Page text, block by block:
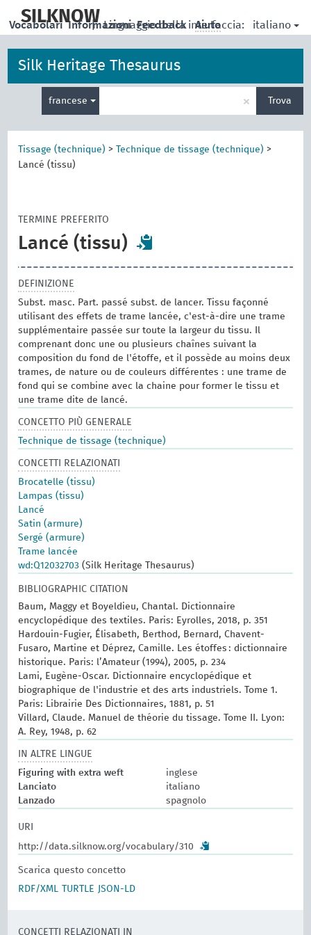
main
SILKNOW
| Linguaggio della interfaccia: italiano
Vocabolari Informazioni Feedback Aiuto
Silk Heritage Thesaurus
francese
per
la
× Trova
Tissage (technique) > Technique de tissage (technique) >
Lancé (tissu)
TERMINE PREFERITO
Lancé (tissu)
DEFINIZIONE
Subst. masc. Part. passé subst. de lancer. Tissu façonné
utilisant des effets de trame lancée, c'est-à-dire une trame
supplémentaire passée sur toute la largeur du tissu. Il
comprenant donc une ou plusieurs chaînes suivant la
composition du fond de l'étoffe, et il possède au moins deux
trames, de nature ou de couleurs différentes : une trame de
fond qui se combine avec la chaine pour former le tissu et
une trame dite de lancé.
CONCETTO PIÙ GENERALE
Technique de tissage (technique)
CONCETTI RELAZIONATI
Brocatelle (tissu)
Lampas (tissu)
Lancé
Satin (armure)
Sergé (armure)
Trame lancée
wd:Q12032703 (Silk Heritage Thesaurus)
BIBLIOGRAPHIC CITATION
Baum, Maggy et Boyeldieu, Chantal. Dictionnaire
encyclopédique des textiles. Paris: Eyrolles, 2018, p. 351
Hardouin-Fugier, Élisabeth, Berthod, Bernard, Chavent-
Fusaro, Martine et Déprez, Camille. Les étoffes : dictionnaire
historique. Paris: l’Amateur (1994), 2005, p. 234
Lami, Eugène-Oscar. Dictionnaire encyclopédique et
biographique de l'industrie et des arts industriels. Tome 1.
Paris: Librairie Des Dictionnaires, 1881, p. 51
Villard, Claude. Manuel de théorie du tissage. Tome II. Lyon:
A. Rey, 1948, p. 62
IN ALTRE LINGUE
Figuring with extra weft
inglese
Lanciato
italiano
Lanzado
spagnolo
URI
http://data.silknow.org/vocabulary/310
Scarica questo concetto
RDF/XML
TURTLE JSON-LD
CONCETTI RELAZIONATI IN